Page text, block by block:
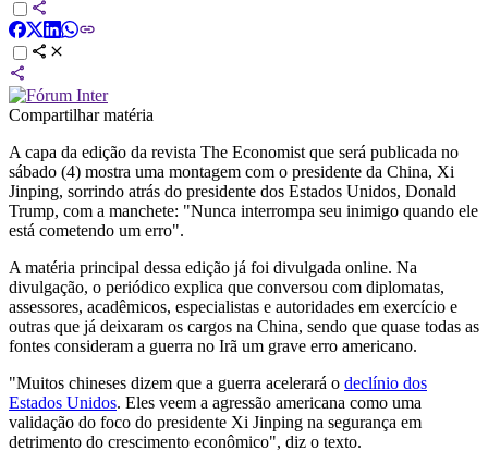
Compartilhar matéria
A capa da edição da revista The Economist que será publicada no
sábado (4) mostra uma montagem com o presidente da China, Xi
Jinping, sorrindo atrás do presidente dos Estados Unidos, Donald
Trump, com a manchete: "Nunca interrompa seu inimigo quando ele
está cometendo um erro".
A matéria principal dessa edição já foi divulgada online. Na
divulgação, o periódico explica que conversou com diplomatas,
assessores, acadêmicos, especialistas e autoridades em exercício e
outras que já deixaram os cargos na China, sendo que quase todas as
fontes consideram a guerra no Irã um grave erro americano.
"Muitos chineses dizem que a guerra acelerará o declínio dos
Estados Unidos. Eles veem a agressão americana como uma
validação do foco do presidente Xi Jinping na segurança em
detrimento do crescimento econômico", diz o texto.